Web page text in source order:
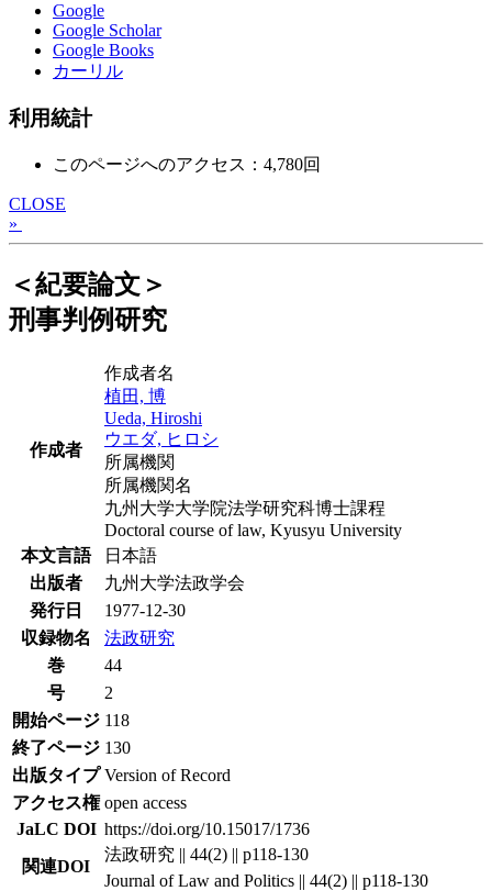
Google
Google Scholar
Google Books
カーリル
利用統計
このページへのアクセス：4,780回
CLOSE
»
＜紀要論文＞
刑事判例研究
作成者
作成者名
植田, 博
Ueda, Hiroshi
ウエダ, ヒロシ
所属機関
所属機関名
九州大学大学院法学研究科博士課程
Doctoral course of law, Kyusyu University
本文言語
日本語
出版者
九州大学法政学会
発行日
1977-12-30
収録物名
法政研究
巻
44
号
2
開始ページ 118
終了ページ 130
出版タイプ Version of Record
アクセス権 open access
JaLC DOI https://doi.org/10.15017/1736
関連DOI
法政研究 || 44(2) || p118-130
Journal of Law and Politics || 44(2) || p118-130